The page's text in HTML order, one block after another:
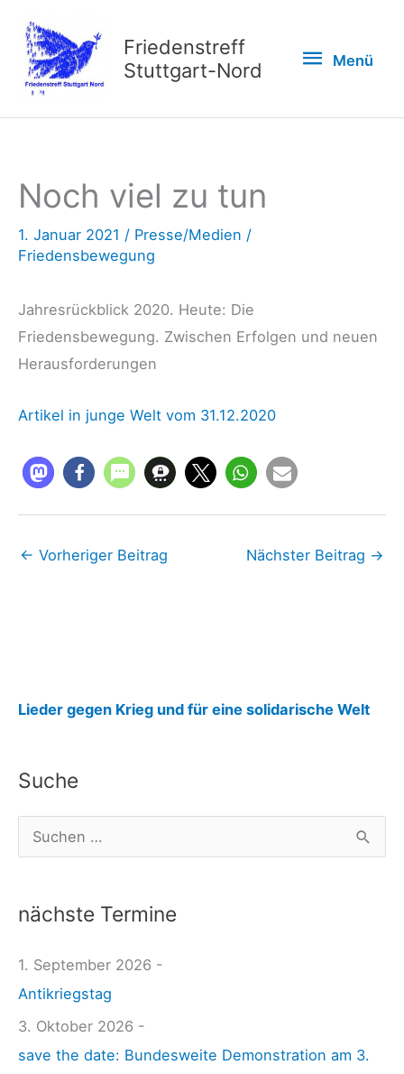
Inhalt
springen
Friedenstreff
Stuttgart-Nord
Menü
Menü
Noch viel zu tun
1. Januar 2021 / Presse/Medien /
Friedensbewegung
Jahresrückblick 2020. Heute: Die
Friedensbewegung. Zwischen Erfolgen und neuen
Herausforderungen
Artikel in junge Welt vom 31.12.2020
← Vorheriger Beitrag Nächster Beitrag →
Lieder gegen Krieg und für eine solidarische Welt:
v
Suche
u
h
n
n
a
c
nächste Termine
1. September 2026 -
Antikriegstag
3. Oktober 2026 -
save the date: Bundesweite Demonstration am 3.